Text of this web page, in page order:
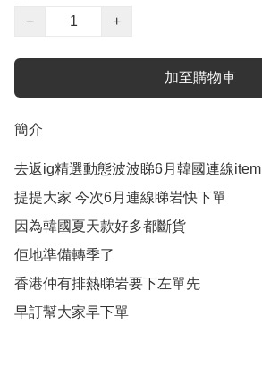
−
+
加至購物車
簡介
去返ig精選動態波波睇6月韓國連線item
提提大家 今次6月連線睇岩快下單
因為韓國夏天款好多都斷貨
佢地準備轉季了
香港仲有排熱睇岩要下左單先
早訂幫大家早下單